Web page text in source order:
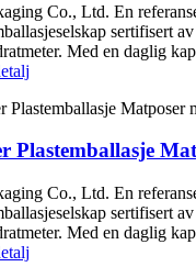
Co., Ltd. En
sertifisert
Med en daglig
Plastemballasje
Co., Ltd. En
sertifisert
Med en daglig